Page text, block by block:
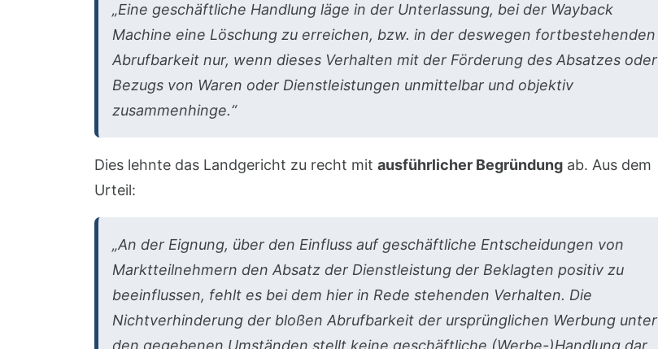
„Eine geschäftliche Handlung läge in der Unterlassung, bei der Wayback
Machine eine Löschung zu erreichen, bzw. in der deswegen fortbestehenden
Abrufbarkeit nur, wenn dieses Verhalten mit der Förderung des Absatzes oder
Bezugs von Waren oder Dienstleistungen unmittelbar und objektiv
zusammenhinge.“
Dies lehnte das Landgericht zu recht mit ausführlicher Begründungab. Aus dem
Urteil:
„An der Eignung, über den Einfluss auf geschäftliche Entscheidungen von
Marktteilnehmern den Absatz der Dienstleistung der Beklagten positiv zu
beeinflussen, fehlt es bei dem hier in Rede stehenden Verhalten. Die
Nichtverhinderung der bloßen Abrufbarkeit der ursprünglichen Werbung unter
den gegebenen Umständen stellt keine geschäftliche (Werbe-)Handlung dar.